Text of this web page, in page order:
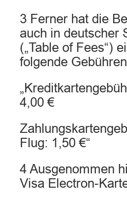
3 Ferner hat die
auch in deutscher
(„Table of Fees“)
folgende
4,00 €
Flug: 1,50 €“
4 Ausgenommen
Visa Electron-